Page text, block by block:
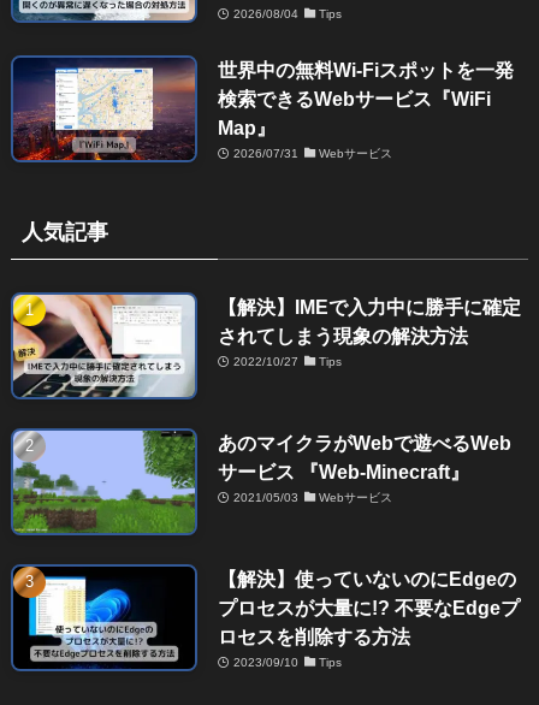
2026/08/04 Tips
世界中の無料Wi-Fiスポットを一発
検索できるWebサービス『WiFi
Map』
2026/07/31 Webサービス
人気記事
【解決】IMEで入力中に勝手に確定
されてしまう現象の解決方法
2022/10/27 Tips
あのマイクラがWebで遊べるWeb
サービス 『Web-Minecraft』
2021/05/03 Webサービス
【解決】使っていないのにEdgeの
プロセスが大量に!? 不要なEdgeプ
ロセスを削除する方法
2023/09/10 Tips